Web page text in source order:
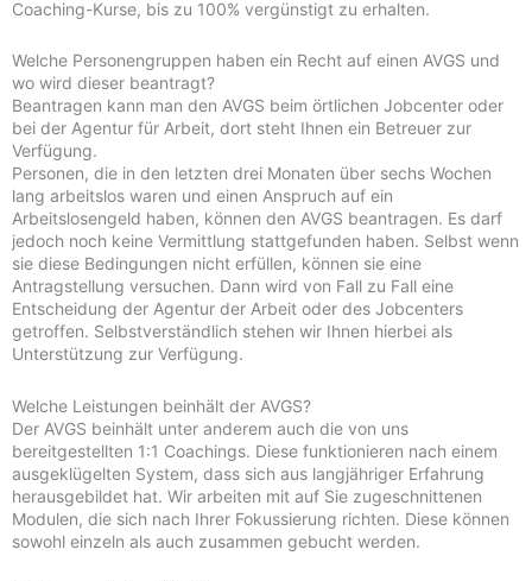
Coaching-Kurse, bis zu 100% vergünstigt zu erhalten.
Welche Personengruppen haben ein Recht auf einen AVGS und
wo wird dieser beantragt?
Beantragen kann man den AVGS beim örtlichen Jobcenter oder
bei der Agentur für Arbeit, dort steht Ihnen ein Betreuer zur
Verfügung.
Personen, die in den letzten drei Monaten über sechs Wochen
lang arbeitslos waren und einen Anspruch auf ein
Arbeitslosengeld haben, können den AVGS beantragen. Es darf
jedoch noch keine Vermittlung stattgefunden haben. Selbst wenn
sie diese Bedingungen nicht erfüllen, können sie eine
Antragstellung versuchen. Dann wird von Fall zu Fall eine
Entscheidung der Agentur der Arbeit oder des Jobcenters
getroffen. Selbstverständlich stehen wir Ihnen hierbei als
Unterstützung zur Verfügung.
Welche Leistungen beinhält der AVGS?
Der AVGS beinhält unter anderem auch die von uns
bereitgestellten 1:1 Coachings. Diese funktionieren nach einem
ausgeklügelten System, dass sich aus langjähriger Erfahrung
herausgebildet hat. Wir arbeiten mit auf Sie zugeschnittenen
Modulen, die sich nach Ihrer Fokussierung richten. Diese können
sowohl einzeln als auch zusammen gebucht werden.